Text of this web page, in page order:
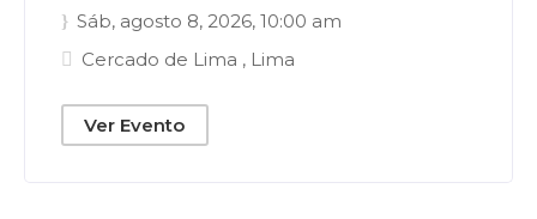
Sáb, agosto 8, 2026, 10:00 am
Cercado de Lima , Lima
Ver Evento